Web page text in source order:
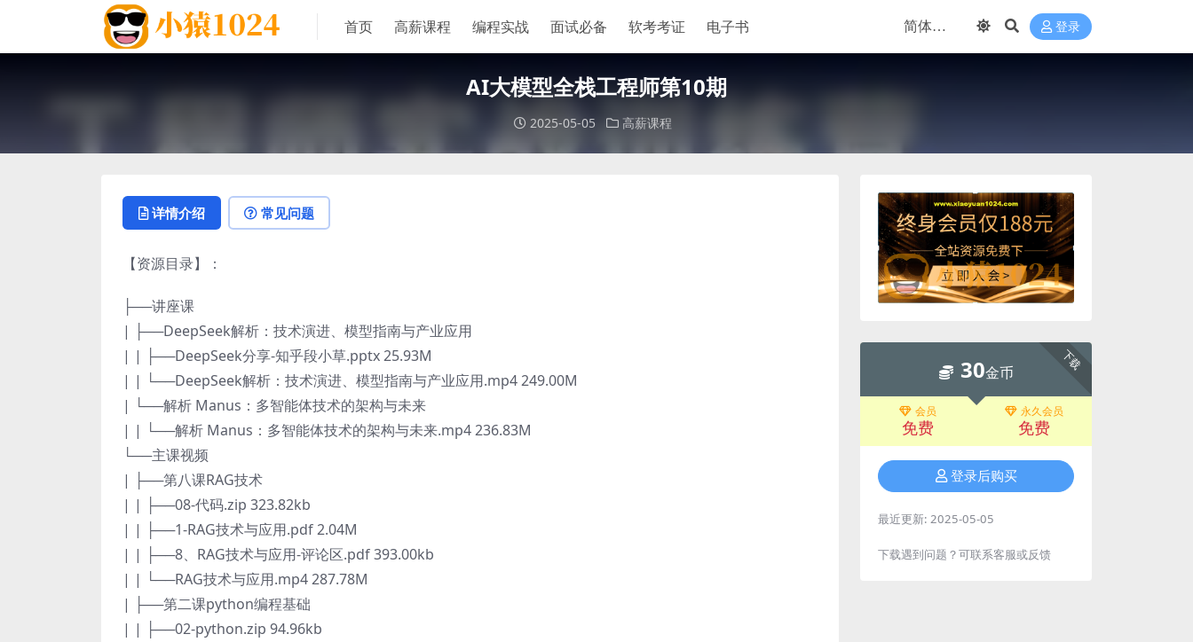
首页 高薪课程 编程实战 面试必备 软考考证 电子书 登录
AI大模型全栈工程师第10期
2025-05-05 高薪课程
详情介绍 常见问题
【资源目录】：
├──讲座课
| ├──DeepSeek解析：技术演进、模型指南与产业应用
| | ├──DeepSeek分享-知乎段小草.pptx 25.93M
| | └──DeepSeek解析：技术演进、模型指南与产业应用.mp4 249.00M
| └──解析 Manus：多智能体技术的架构与未来
| | └──解析 Manus：多智能体技术的架构与未来.mp4 236.83M
└──主课视频
| ├──第八课RAG技术
| | ├──08-代码.zip 323.82kb
| | ├──1-RAG技术与应用.pdf 2.04M
| | ├──8、RAG技术与应用-评论区.pdf 393.00kb
| | └──RAG技术与应用.mp4 287.78M
| ├──第二课python编程基础
| | ├──02-python.zip 94.96kb
下载
30金币
会员
免费
永久会员
免费
登录后购买
最近更新: 2025-05-05
下载遇到问题？可联系客服或反馈